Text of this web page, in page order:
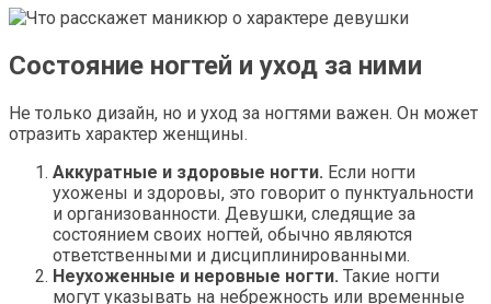
Состояние ногтей и уход за ними
Не только дизайн, но и уход за ногтями важен. Он может
отразить характер женщины.
Аккуратные и здоровые ногти. Если ногти
ухожены и здоровы, это говорит о пунктуальности
и организованности. Девушки, следящие за
состоянием своих ногтей, обычно являются
ответственными и дисциплинированными.
Неухоженные и неровные ногти. Такие ногти
могут указывать на небрежность или временные